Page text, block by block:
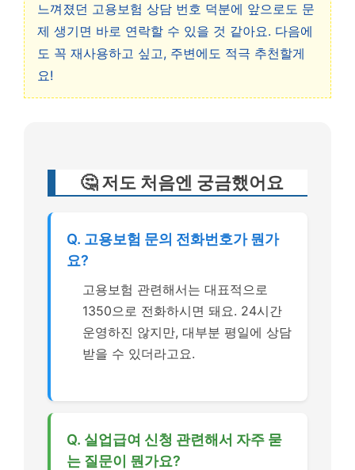
느껴졌던 고용보험 상담 번호 덕분에 앞으로도 문
제 생기면 바로 연락할 수 있을 것 같아요. 다음에
도 꼭 재사용하고 싶고, 주변에도 적극 추천할게
요!
🤔 저도 처음엔 궁금했어요
Q. 고용보험 문의 전화번호가 뭔가
요?
고용보험 관련해서는 대표적으로
1350으로 전화하시면 돼요. 24시간
운영하진 않지만, 대부분 평일에 상담
받을 수 있더라고요.
Q. 실업급여 신청 관련해서 자주 묻
는 질문이 뭔가요?